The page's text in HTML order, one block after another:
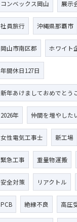
コンベックス岡山 展示
社員旅行 沖縄県那覇市
岡山市南区郡 ホワイト
年間休日127日
新年あけましておめでとう
2026年 仲間を増やした
女性電気工事士 新工場
緊急工事 重量物運搬
安全対策 リアクトル
PCB 絶縁不良 高圧